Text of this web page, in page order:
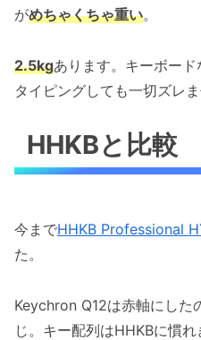
がめちゃくちゃ重い。
2.5kgあります。キーボー
タイピングしても一切ズレま
HHKBと比較
今までHHKB Professional
た。
Keychron Q12は赤軸にした
じ。キー配列はHHKBに慣